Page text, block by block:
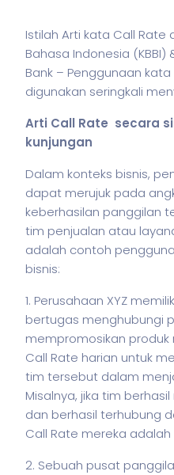
Istilah Arti kata Call Rate
Bahasa Indonesia (KBBI)
Bank – Penggunaan
digunakan seringkali
Arti Call Rate secara
kunjungan
Dalam konteks bisnis,
dapat merujuk pada
keberhasilan panggilan
tim penjualan atau
adalah contoh
bisnis:
1. Perusahaan XYZ
bertugas menghubungi
mempromosikan produk
Call Rate harian untuk
tim tersebut dalam
Misalnya, jika tim
dan berhasil terhubung
Call Rate mereka adalah
2. Sebuah pusat